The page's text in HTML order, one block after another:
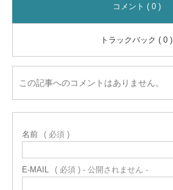
コメント ( 0 )
トラックバック ( 0 )
この記事へのコメントはありません。
名前 ( 必須 )
E-MAIL ( 必須 ) - 公開されません -